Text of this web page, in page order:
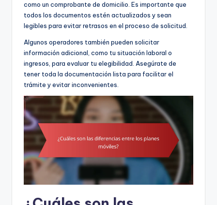
como un comprobante de domicilio. Es importante que
todos los documentos estén actualizados y sean
legibles para evitar retrasos en el proceso de solicitud.
Algunos operadores también pueden solicitar
información adicional, como tu situación laboral o
ingresos, para evaluar tu elegibilidad. Asegúrate de
tener toda la documentación lista para facilitar el
trámite y evitar inconvenientes.